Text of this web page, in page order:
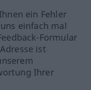
ein Fehler
einfach mal
Formular
ist
Ihrer